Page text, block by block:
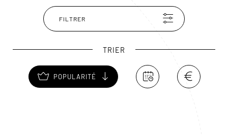
passants en installant 35 tuyaux le long de la jetée.
Improvisations garanties des mélodies au gré du vent !
FILTRER
TRIER
POPULARITÉ